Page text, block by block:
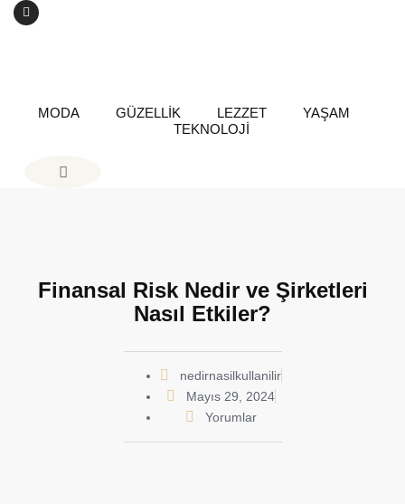
MODA GÜZELLİK LEZZET
YAŞAM
TEKNOLOJİ
Finansal Risk Nedir ve Şirketleri
Nasıl Etkiler?
nedirnasilkullanilir
Mayıs 29, 2024
Yorumlar